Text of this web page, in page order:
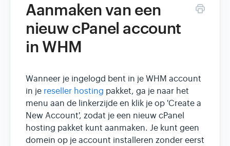
Helpdesk
Optimaliseren & debuggen
Contact
Klantenpaneel →
Aanmaken van een
nieuw cPanel account
in WHM
Wanneer je ingelogd bent in je WHM account
in je reseller hosting pakket, ga je naar het
menu aan de linkerzijde en klik je op 'Create a
New Account', zodat je een nieuw cPanel
hosting pakket kunt aanmaken. Je kunt geen
domein op je account installeren zonder eerst